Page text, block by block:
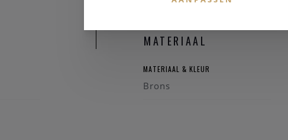
MATERIAAL
MATERIAAL & KLEUR
Brons